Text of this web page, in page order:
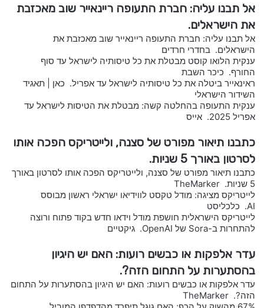
אל תבנו עליה: חברת התעופה ריינאייר שוב מאכזבת
את הישראלים.
אל תבנו עליה: חברת התעופה ריינאייר שוב מאכזבת את
הישראלים. בחדרי חרדים
ענקית הלואו קוסט מבטלת את כל טיסותיה לישראל עד סוף
החורף. כיכר השבת
ראינאייר ביטלה את כל טיסותיה לישראל עד אפריל. כאן | תאגיד
השידור הישראלי
ענקית התעופה בהחלטה קשה: מבטלת את הטיסות לישראל עד
אפריל 2025. אייס
כתבנו תיאור מפורט של סצנה, ולייטריקס הפכה אותו
לסרטון באורך 5 שניות.
כתבנו תיאור מפורט של סצנה, ולייטריקס הפכה אותו לסרטון באורך
5 שניות. TheMarker
לייטריקס מציגה: מודל טקסט לווידיאו ישראלי ראשון מבוסס
AI. כלכליסט
לייטריקס הישראלית חושפת מודל וידאו חדש בקוד פתוח ורוצה
להתחרות ב-Sora של OpenAI. גיקטיים
עדר אלפקות או כבשים רועות: האם יש היגיון
בהסתערות על התחום הזה?.
עדר אלפקות או כבשים רועות: האם יש היגיון בהסתערות על התחום
הזה?. TheMarker